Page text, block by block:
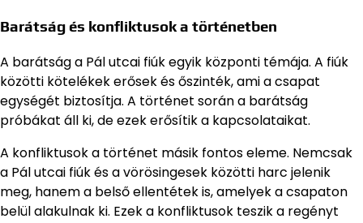
Barátság és konfliktusok a történetben
A barátság a Pál utcai fiúk egyik központi témája. A fiúk
közötti kötelékek erősek és őszinték, ami a csapat
egységét biztosítja. A történet során a barátság
próbákat áll ki, de ezek erősítik a kapcsolataikat.
A konfliktusok a történet másik fontos eleme. Nemcsak
a Pál utcai fiúk és a vörösingesek közötti harc jelenik
meg, hanem a belső ellentétek is, amelyek a csapaton
belül alakulnak ki. Ezek a konfliktusok teszik a regényt